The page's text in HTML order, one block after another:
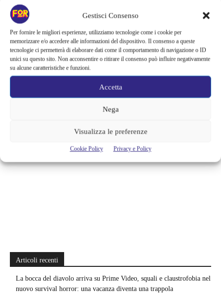
Gestisci Consenso
Per fornire le migliori esperienze, utilizziamo tecnologie come i cookie per
memorizzare e/o accedere alle informazioni del dispositivo. Il consenso a queste
tecnologie ci permetterà di elaborare dati come il comportamento di navigazione o ID
unici su questo sito. Non acconsentire o ritirare il consenso può influire negativamente
su alcune caratteristiche e funzioni.
Accetta
Nega
Visualizza le preferenze
Cookie Policy Privacy e Policy
Game of Thrones, in Italia è molto probabile che arrivi in
contemporanea con i sottotitoli su Sky e NOW e a seguire
doppiato, non vediamo l’ora di vedere cosa Martin, Ryan J.
Condal, Miguel Sapochnik e il mondo di Westeros hanno in
serbo per noi.
serie tv now
Articoli recenti
La bocca del diavolo arriva su Prime Video, squali e claustrofobia nel
nuovo survival horror: una vacanza diventa una trappola